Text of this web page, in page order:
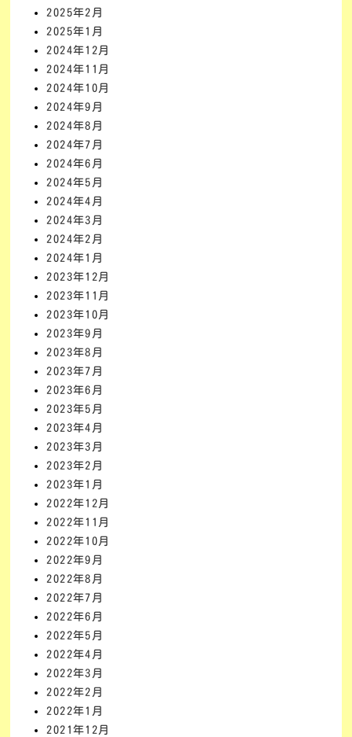
2025年2月
2025年1月
2024年12月
2024年11月
2024年10月
2024年9月
2024年8月
2024年7月
2024年6月
2024年5月
2024年4月
2024年3月
2024年2月
2024年1月
2023年12月
2023年11月
2023年10月
2023年9月
2023年8月
2023年7月
2023年6月
2023年5月
2023年4月
2023年3月
2023年2月
2023年1月
2022年12月
2022年11月
2022年10月
2022年9月
2022年8月
2022年7月
2022年6月
2022年5月
2022年4月
2022年3月
2022年2月
2022年1月
2021年12月